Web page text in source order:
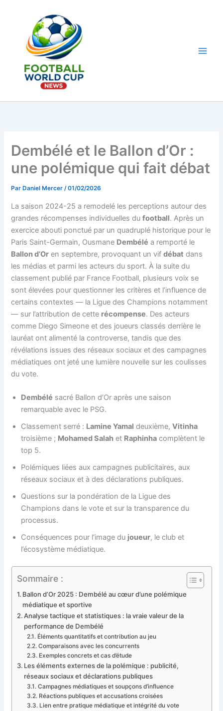
Dembélé et le Ballon d’Or :
une polémique qui fait débat
Par Daniel Mercer/01/02/2026
La saison 2024-25 a remodelé les perceptions autour des
grandes récompenses individuelles dufootball. Après un
exercice abouti ponctué par un quadruplé historique pour le
Paris Saint-Germain, Ousmane Dembélé a remporté le
Ballon d’Or en septembre, provoquant un vifdébat dans
les médias et parmi les acteurs du sport. À la suite du
classement publié par France Football, plusieurs voix se
sont élevées pour questionner les critères et l’influence de
certains contextes — la Ligue des Champions notamment
— sur l’attribution de cette récompense. Des acteurs
comme Diego Simeone et des joueurs classés derrière le
lauréat ont alimenté la controverse, tandis que des
révélations issues des réseaux sociaux et des campagnes
médiatiques ont jeté une lumière nouvelle sur les coulisses
du vote.
Dembélé sacré Ballon d’Or après une saison
remarquable avec le PSG.
Classement serré : Lamine Yamal deuxième,Vitinha
troisième ; Mohamed Salah et Raphinha complètent le
top 5.
Polémiques liées aux campagnes publicitaires, aux
réseaux sociaux et à des déclarations publiques.
Questions sur la pondération de la Ligue des
Champions dans le vote et sur la transparence du
processus.
Conséquences pour l’image du joueur, le club et
l’écosystème médiatique.
Sommaire :
Ballon d’Or 2025 : Dembélé au cœur d’une polémique
médiatique et sportive
Analyse tactique et statistiques : la vraie valeur de la
performance de Dembélé
Éléments quantitatifs et contribution au jeu
Comparaisons avec les concurrents
Exemples concrets et cas d’étude
Les éléments externes de la polémique : publicité,
réseaux sociaux et déclarations publiques
Campagnes médiatiques et soupçons d’influence
Réactions publiques et accusations croisées
Lien entre pratique médiatique et intégrité du vote